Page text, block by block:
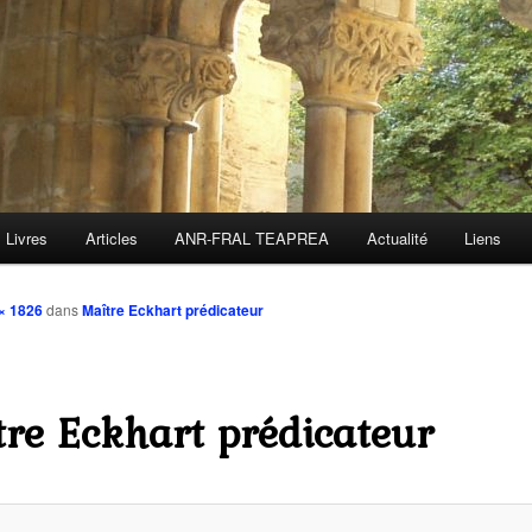
Livres Articles ANR-FRAL TEAPREA Actualité Liens
Eckhart prédicateur
1826dansMaître Eckhart prédicateur